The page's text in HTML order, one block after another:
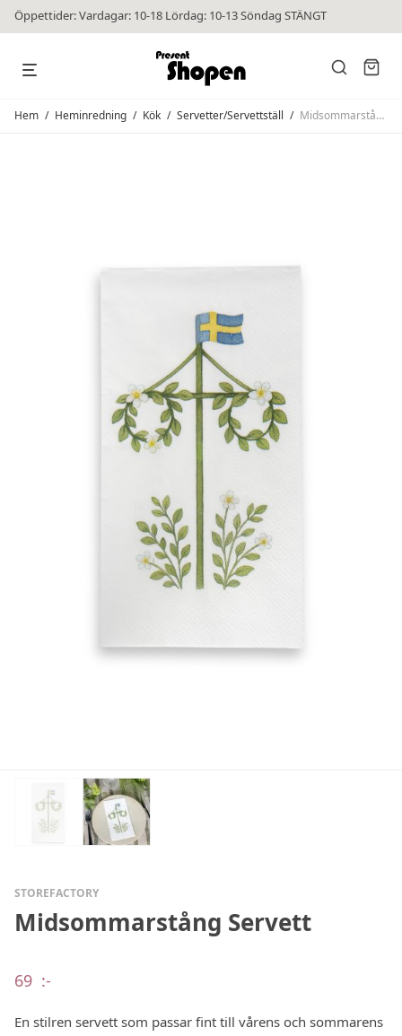
Öppettider: Vardagar: 10-18 Lördag: 10-13 Söndag STÄNGT
Hem / Heminredning / Kök / Servetter/Servettställ / Midsommarstång Servett
STOREFACTORY
Midsommarstång Servett
69 :-
En stilren servett som passar fint till vårens och sommarens